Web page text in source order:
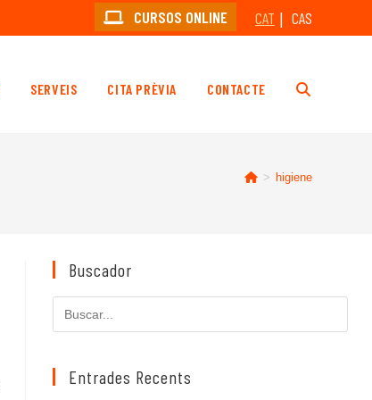
CAT CAS
CURSOS ONLINE
SERVEIS CITA PRÈVIA CONTACTE ALTERNA
> higiene
Buscador
en
llocEntrades Recents